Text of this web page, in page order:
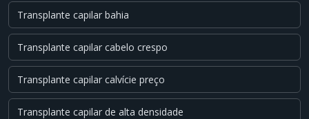
Transplante capilar bahia
Transplante capilar cabelo crespo
Transplante capilar calvície preço
Transplante capilar de alta densidade